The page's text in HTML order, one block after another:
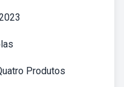
Produtos